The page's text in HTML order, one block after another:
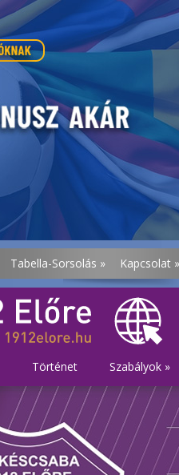
Tabella-Sorsolás » Kapcsolat »
Történet Szabályok »